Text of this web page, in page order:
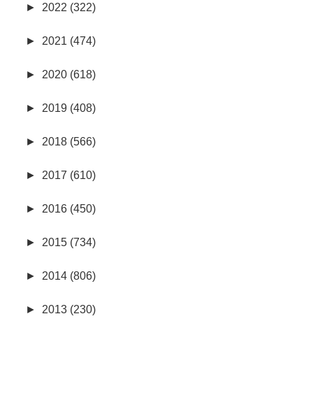
► 2022 (322)
► 2021 (474)
► 2020 (618)
► 2019 (408)
► 2018 (566)
► 2017 (610)
► 2016 (450)
► 2015 (734)
► 2014 (806)
► 2013 (230)